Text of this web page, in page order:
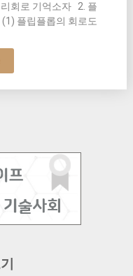
회로 기억소자 2. 플
플립플롭의 회로도